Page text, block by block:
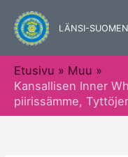
sisältöön
LÄNSI-
Etusivu
Muu
Kansallisen Inner
piirissämme,